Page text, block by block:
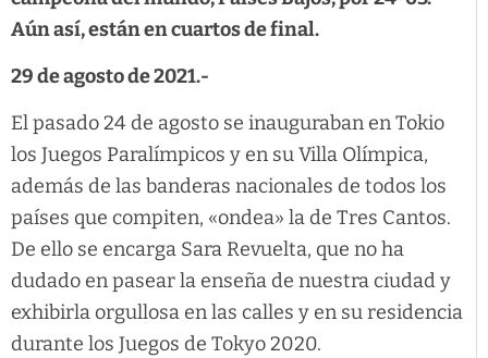
Aún así, están en cuartos de final.
29 de agosto de 2021.-
El pasado 24 de agosto se inauguraban en Tokio
los Juegos Paralímpicos y en su Villa Olímpica,
además de las banderas nacionales de todos los
países que compiten, «ondea» la de Tres Cantos.
De ello se encarga Sara Revuelta, que no ha
dudado en pasear la enseña de nuestra ciudad y
exhibirla orgullosa en las calles y en su residencia
durante los Juegos de Tokyo 2020.